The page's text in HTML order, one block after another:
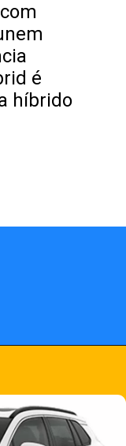
é
híbrido